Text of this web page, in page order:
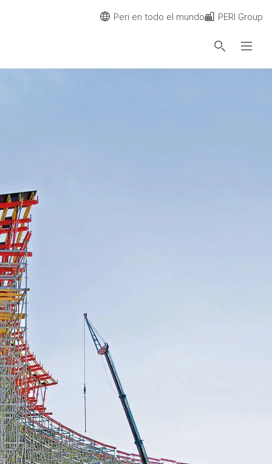
Peri en todo el mundo PERI Group